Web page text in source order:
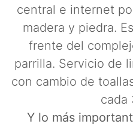
central e internet
madera y piedra.
frente del
parrilla. Servicio de
con cambio de
cada
Y lo más